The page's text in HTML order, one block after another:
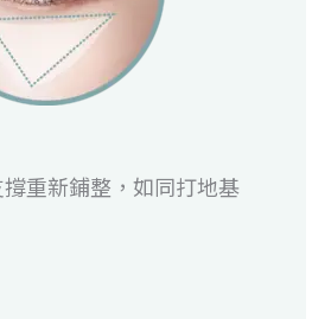
重新鋪整，如同打地基